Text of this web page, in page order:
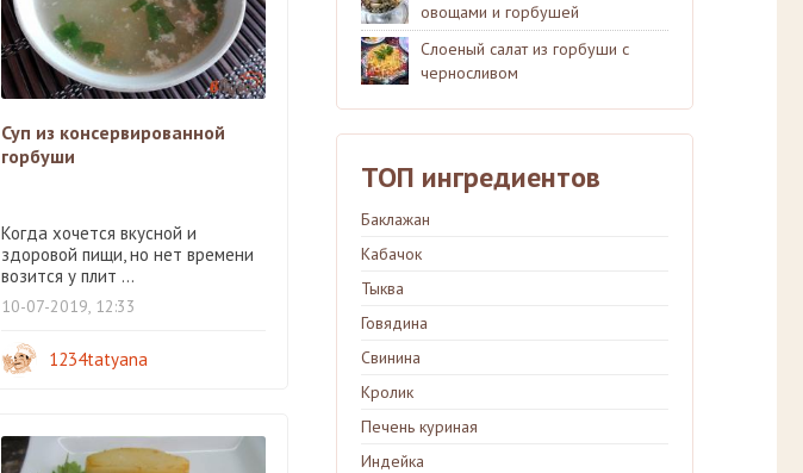
Суп из консервированной
горбуши
Когда хочется вкусной и
здоровой пищи, но нет времени
возится у плит ...
10-07-2019, 12:33
1234tatyana
овощами и горбушей
Слоеный салат из горбуши с
черносливом
ТОП ингредиентов
Баклажан
Кабачок
Тыква
Говядина
Свинина
Кролик
Печень куриная
Индейка